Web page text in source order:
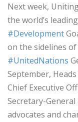
Next week,
the world’s
#Development
on the sidelines
#UnitedNations
September,
Chief Executive
Secretary-
advocates and